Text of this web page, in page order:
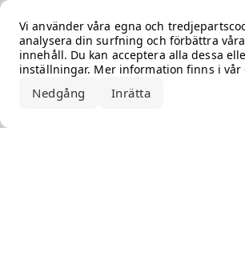
Vi använder våra egna och
analysera din surfning och förbättra
innehåll. Du kan acceptera alla dessa
inställningar. Mer information finns i vår
Nedgång Inrätta
Error loading the